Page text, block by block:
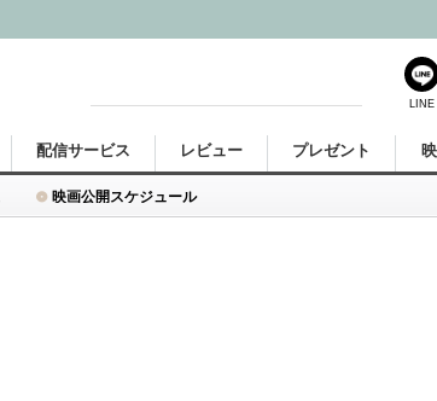
映画公開スケジュール
配信サービス レビュー プレゼント
LINE